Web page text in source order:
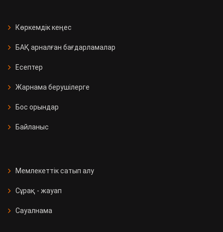
Көркемдік кеңес
БАҚ арналған бағдарламалар
Есептер
Жарнама берушілерге
Бос орындар
Байланыс
Мемлекеттік сатып алу
Сұрақ - жауап
Сауалнама